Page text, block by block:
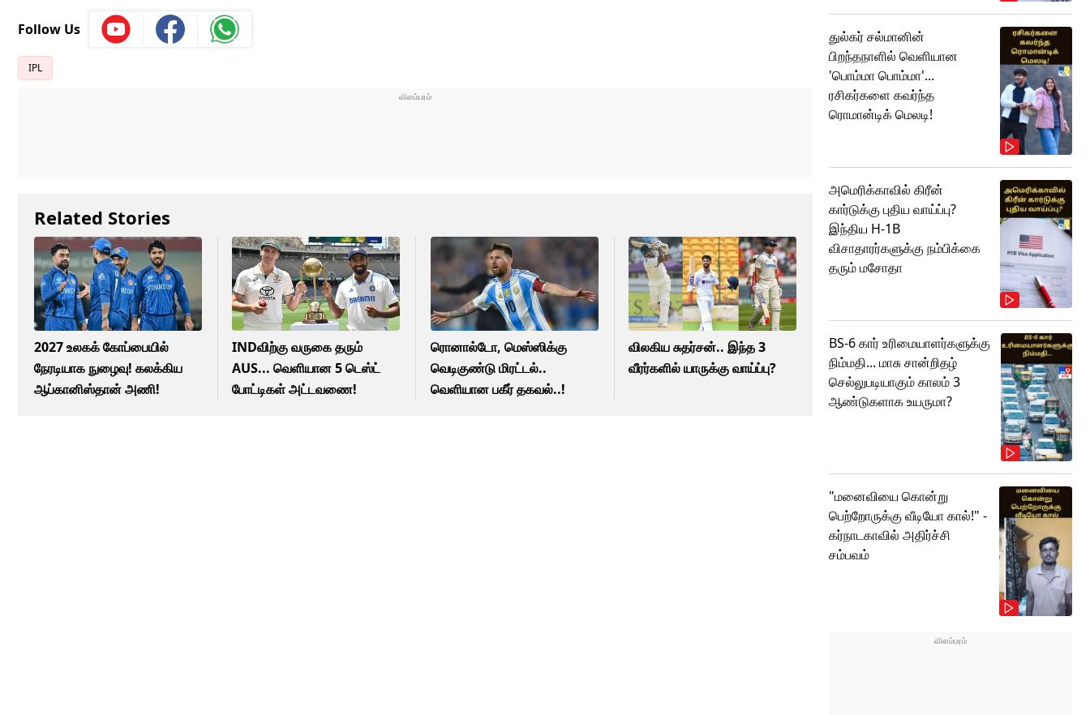
Follow Us
IPL
Related Stories
2027 உலகக் கோப்பையில்
நேரடியாக நுழைவு! கலக்கிய
ஆப்கானிஸ்தான் அணி!
INDவிற்கு வருகை தரும்
AUS... வெளியான 5 டெஸ்ட்
போட்டிகள் அட்டவணை!
ரொனால்டோ, மெஸ்ஸிக்கு
வெடிகுண்டு மிரட்டல்..
வெளியான பகீர் தகவல்..!
விலகிய சுதர்சன்.. இந்த 3
வீரர்களில் யாருக்கு வாய்ப்பு?
துல்கர் சல்மானின்
பிறந்தநாளில் வெளியான
'பொம்மா பொம்மா'...
ரசிகர்களை கவர்ந்த
ரொமான்டிக் மெலடி!
அமெரிக்காவில் கிரீன்
கார்டுக்கு புதிய வாய்ப்பு?
இந்திய H-1B
விசாதாரர்களுக்கு நம்பிக்கை
தரும் மசோதா
BS-6 கார் உரிமையாளர்களுக்கு
நிம்மதி... மாசு சான்றிதழ்
செல்லுபடியாகும் காலம் 3
ஆண்டுகளாக உயருமா?
"மனைவியை கொன்று
பெற்றோருக்கு வீடியோ கால்!" -
கர்நாடகாவில் அதிர்ச்சி
சம்பவம்